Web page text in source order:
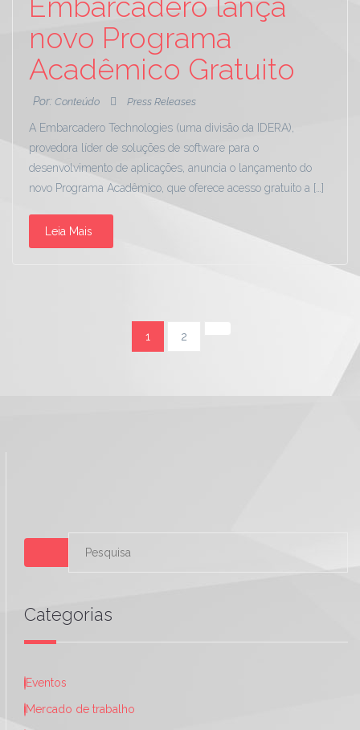
novo Programa
Acadêmico Gratuito
Por: Conteúdo Press Releases
A Embarcadero Technologies (uma divisão da IDERA),
provedora líder de soluções de software para o
desenvolvimento de aplicações, anuncia o lançamento do
novo Programa Acadêmico, que oferece acesso gratuito a […]
Leia Mais
1 2
Categorias
Eventos
Mercado de trabalho